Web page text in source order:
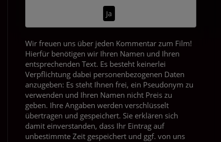
Ja
Wir freuen uns über jeden Kommentar zum Film!
Hierfür benötigen wir Ihren Namen und Ihren
entsprechenden Text. Es besteht keinerlei
Verpflichtung dabei personenbezogenen Daten
anzugeben: Es steht Ihnen frei, ein Pseudonym zu
verwenden und Ihren Namen nicht Preis zu
geben. Ihre Angaben werden verschlüsselt
übertragen und gespeichert. Sie erklären sich
damit einverstanden, dass Ihr Eintrag auf
unbestimmte Zeit gespeichert und ggf. von uns